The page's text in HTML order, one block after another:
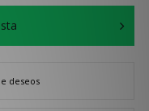
deseos